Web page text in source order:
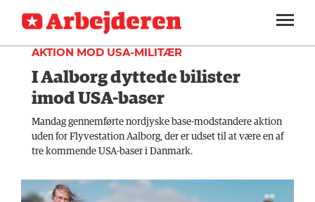
SEKTIONER
ARBEJDEREN
MENER
FAGLIGT
INDLAND
UDLAND
SOUNDCLOUD
ABONNER
LOG IND
AKTION MOD USA-MILITÆR
I Aalborg dyttede bilister
imod USA-baser
Mandag gennemførte nordjyske base-modstandere aktion
uden for Flyvestation Aalborg, der er udset til at være en af
tre kommende USA-baser i Danmark.